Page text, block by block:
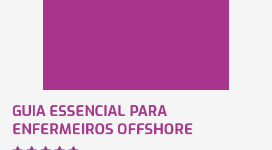
GUIA ESSENCIAL PARA
ENFERMEIROS OFFSHORE